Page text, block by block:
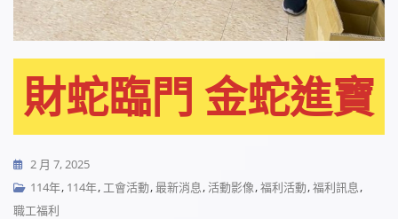
財蛇臨門 金蛇進寶
2 月 7, 2025
114年, 114年, 工會活動,最新消息,活動影像,福利活動,福利訊息,
職工福利